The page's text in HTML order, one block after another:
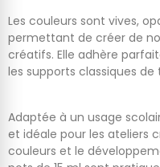
Les couleurs sont vives,
permettant de créer de
créatifs. Elle adhère
les supports classiques de
Adaptée à un usage
et idéale pour les ateliers
couleurs et le